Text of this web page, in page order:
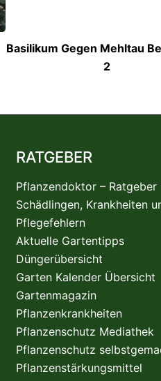
Basilikum Gegen Mehltau
2
RATGEBER
Pflanzendoktor – Ratgeber
Schädlingen, Krankheiten
Pflegefehlern
Aktuelle Gartentipps
Düngerübersicht
Garten Kalender Übersicht
Gartenmagazin
Pflanzenkrankheiten
Pflanzenschutz Mediathek
Pflanzenschutz
Pflanzenstärkungsmittel